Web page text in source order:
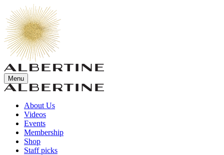
Menu
About Us
Videos
Events
Membership
Shop
Staff picks